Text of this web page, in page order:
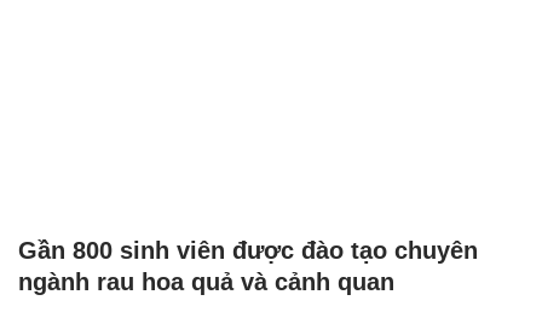
Gần 800 sinh viên được đào tạo chuyên
ngành rau hoa quả và cảnh quan